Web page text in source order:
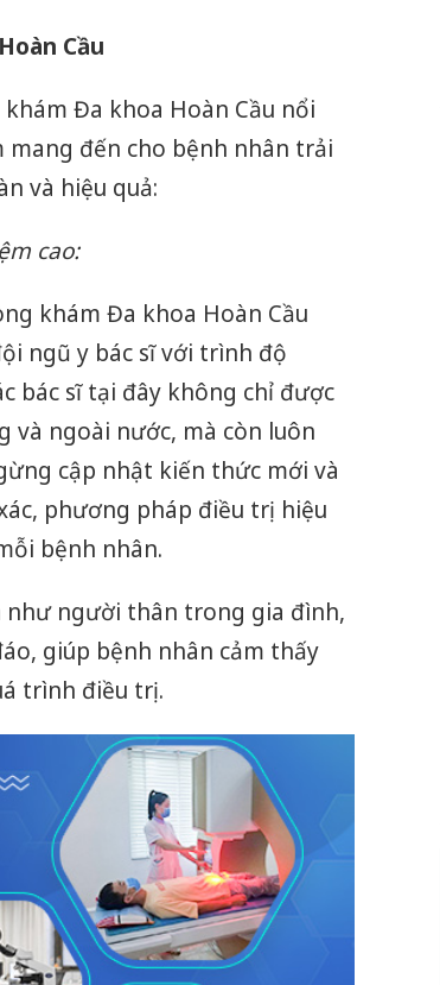
Cầu
Đa khoa Hoàn Cầu nổi
đến cho bệnh nhân trải
và hiệu quả:
cao:
khám Đa khoa Hoàn Cầu
ngũ y bác sĩ với trình độ
bác sĩ tại đây không chỉ được
và ngoài nước, mà còn luôn
cập nhật kiến thức mới và
phương pháp điều trị hiệu
bệnh nhân.
như người thân trong gia đình,
giúp bệnh nhân cảm thấy
trình điều trị.